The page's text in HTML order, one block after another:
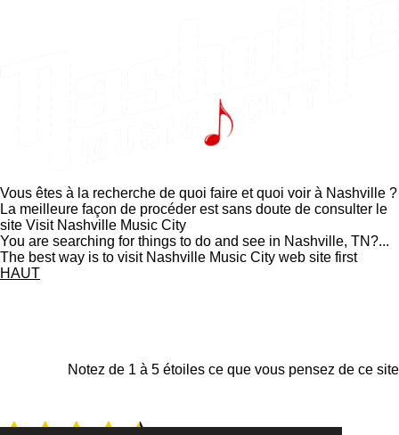
Vous êtes à la recherche de quoi faire et quoi voir à Nashville ?
La meilleure façon de procéder est sans doute de consulter le
site Visit Nashville Music City
You are searching for things to do and see in Nashville, TN?...
The best way is to visit Nashville Music City web site first
HAUT
k
a
u
Notez de 1 à 5 étoiles ce que vous pensez de ce site
É E